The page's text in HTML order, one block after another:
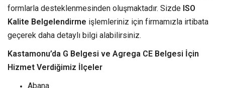
formlarla desteklenmesinden oluşmaktadır. Sizde ISO
Kalite Belgelendirme işlemleriniz için firmamızla irtibata
geçerek daha detaylı bilgi alabilirsiniz.
Kastamonu’da G Belgesi ve Agrega CE Belgesi İçin
Hizmet Verdiğimiz İlçeler
Abana